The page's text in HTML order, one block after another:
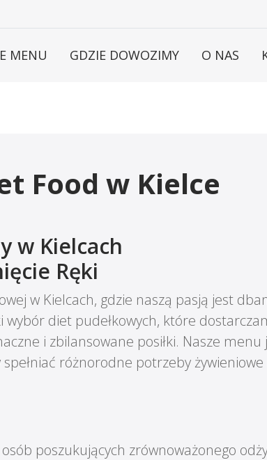
MENU GDZIE DOWOZIMY O NAS
Food w Kielce
w Kielcach
Ręki
w Kielcach, gdzie naszą pasją jest
diet pudełkowych, które
i zbilansowane posiłki. Nasze
różnorodne potrzeby
poszukujących zrównoważonego